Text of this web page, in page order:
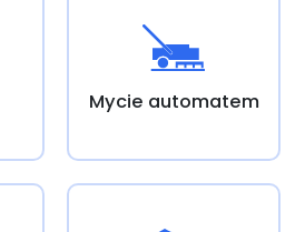
Mycie automatem